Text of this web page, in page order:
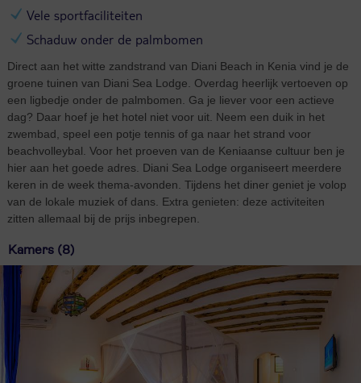
Vele sportfaciliteiten
Schaduw onder de palmbomen
Direct aan het witte zandstrand van Diani Beach in Kenia vind je de
groene tuinen van Diani Sea Lodge. Overdag heerlijk vertoeven op
een ligbedje onder de palmbomen. Ga je liever voor een actieve
dag? Daar hoef je het hotel niet voor uit. Neem een duik in het
zwembad, speel een potje tennis of ga naar het strand voor
beachvolleybal. Voor het proeven van de Keniaanse cultuur ben je
hier aan het goede adres. Diani Sea Lodge organiseert meerdere
keren in de week thema-avonden. Tijdens het diner geniet je volop
van de lokale muziek of dans. Extra genieten: deze activiteiten
zitten allemaal bij de prijs inbegrepen.
Kamers (8)